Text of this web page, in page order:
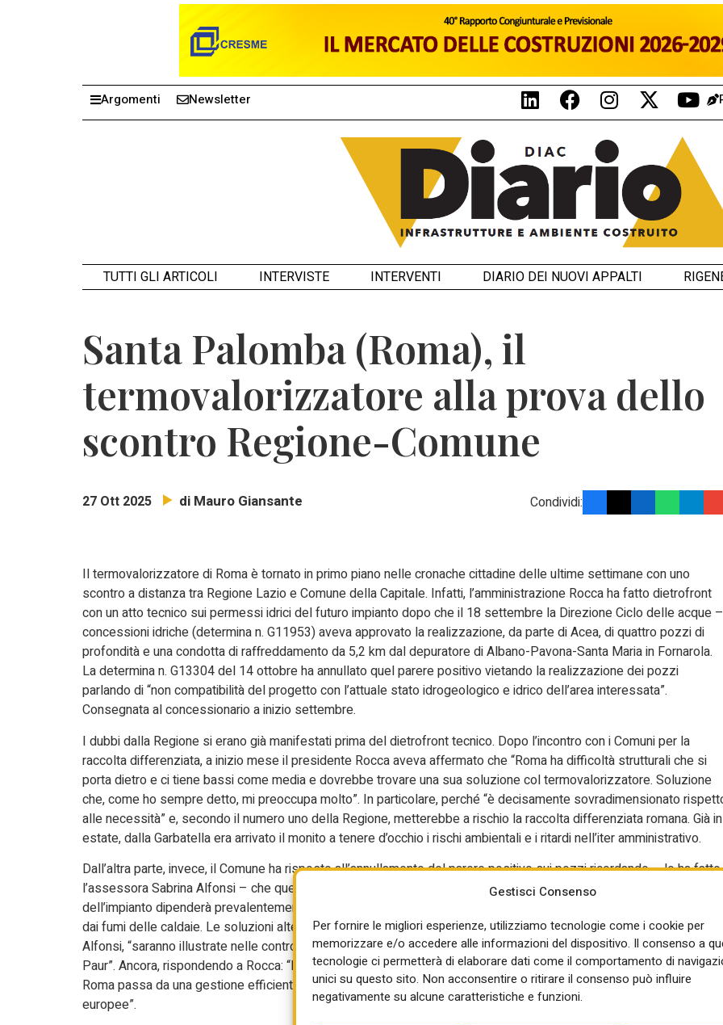
Gestisci Consenso
Per fornire le migliori esperienze, utilizziamo tecnologie come i cookie per
memorizzare e/o accedere alle informazioni del dispositivo. Il consenso a
tecnologie ci permetterà di elaborare dati come il comportamento di
unici su questo sito. Non acconsentire o ritirare il consenso può influire
negativamente su alcune caratteristiche e funzioni.
Argomenti Newsletter
TUTTI GLI ARTICOLI INTERVISTE INTERVENTI DIARIO DEI NUOVI APPALTI
Santa Palomba (Roma), il
termovalorizzatore alla prova dello
scontro Regione-Comune
27 Ott 2025 di Mauro Giansante Condividi:
Il termovalorizzatore di Roma è tornato in primo piano nelle cronache cittadine delle ultime settimane con uno
scontro a distanza tra Regione Lazio e Comune della Capitale. Infatti, l’amministrazione Rocca ha fatto dietrofront
con un atto tecnico sui permessi idrici del futuro impianto dopo che il 18 settembre la Direzione Ciclo delle acque –
concessioni idriche (determina n. G11953) aveva approvato la realizzazione, da parte di Acea, di quattro pozzi di
profondità e una condotta di raffreddamento da 5,2 km dal depuratore di Albano-Pavona-Santa Maria in Fornarola.
La determina n. G13304 del 14 ottobre ha annullato quel parere positivo vietando la realizzazione dei pozzi
parlando di “non compatibilità del progetto con l’attuale stato idrogeologico e idrico dell’area interessata”.
Consegnata al concessionario a inizio settembre.
I dubbi dalla Regione si erano già manifestati prima del dietrofront tecnico. Dopo l’incontro con i Comuni per la
raccolta differenziata, a inizio mese il presidente Rocca aveva affermato che “Roma ha difficoltà strutturali che si
porta dietro e ci tiene bassi come media e dovrebbe trovare una sua soluzione col termovalorizzatore. Soluzione
che, come ho sempre detto, mi preoccupa molto”. In particolare, perché “è decisamente sovradimensionato
alle necessità” e, secondo il numero uno della Regione, metterebbe a rischio la raccolta differenziata romana. Già in
estate, dalla Garbatella era arrivato il monito a tenere d’occhio i rischi ambientali e i ritardi nell’iter amministrativo.
Dall’altra parte, invece, il Comune ha risposto all’annullamento del parere positivo sui pozzi ricordando – lo ha fatto
l’assessora Sabrina Alfonsi – che quella sarebbe stata una soluzione d’emergenza poiché l’approvvigionamento
dell’impianto dipenderà prevalentemente dalla raccolta di acqua piovana, acque reflue e consensazione del vapore
dai fumi delle caldaie. Le soluzioni alternative previste dal consorzio Renew Rome guidato da Acea, ha aggiunto
Alfonsi, “saranno illustrate nelle controdeduzioni e integrazioni, come normalmente avviene nelle procedure di
Paur”. Ancora, rispondendo a Rocca: “Il termovalorizzatore non sostituisce la differenziata, ma la integra. Il futuro di
Roma passa da una gestione efficiente dei rifiuti, fondamentale per portare la città al livello delle principali capitali
europee”.